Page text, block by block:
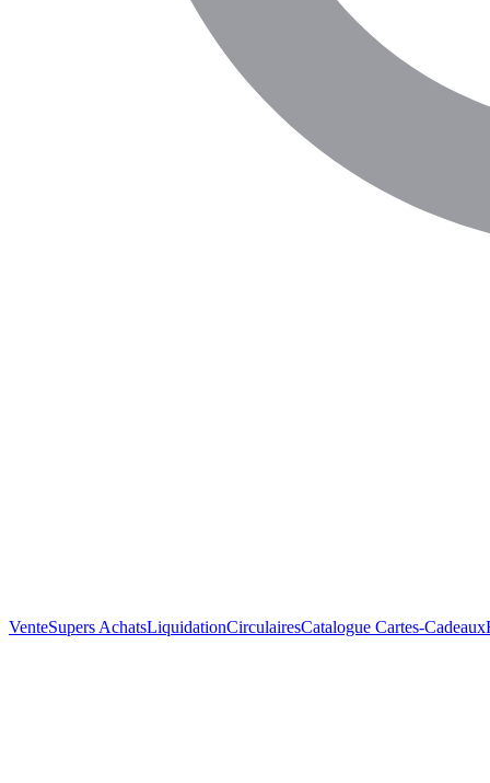
VenteSupers AchatsLiquidationCirculairesCatalogue Cartes-Cadeaux